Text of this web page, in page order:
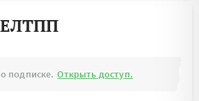
подписке. Открыть доступ.